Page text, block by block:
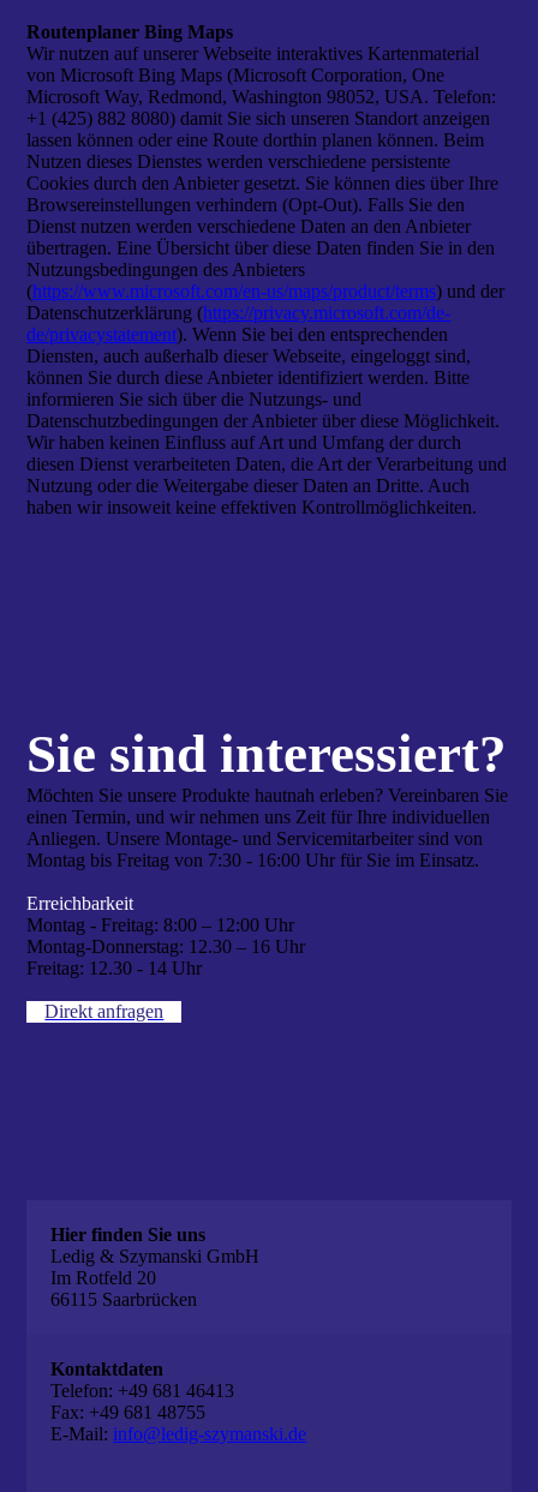
Routenplaner Bing Maps
Wir nutzen auf unserer Webseite interaktives Kartenmaterial
von Microsoft Bing Maps (Microsoft Corporation, One
Microsoft Way, Redmond, Washington 98052, USA. Telefon:
+1 (425) 882 8080) damit Sie sich unseren Standort anzeigen
lassen können oder eine Route dorthin planen können. Beim
Nutzen dieses Dienstes werden verschiedene persistente
Cookies durch den Anbieter gesetzt. Sie können dies über Ihre
Browsereinstellungen verhindern (Opt-Out). Falls Sie den
Dienst nutzen werden verschiedene Daten an den Anbieter
übertragen. Eine Übersicht über diese Daten finden Sie in den
Nutzungsbedingungen des Anbieters
(https://www.microsoft.com/en-us/maps/product/terms) und der
Datenschutzerklärung (https://privacy.microsoft.com/de-
de/privacystatement). Wenn Sie bei den entsprechenden
Diensten, auch außerhalb dieser Webseite, eingeloggt sind,
können Sie durch diese Anbieter identifiziert werden. Bitte
informieren Sie sich über die Nutzungs- und
Datenschutzbedingungen der Anbieter über diese Möglichkeit.
Wir haben keinen Einfluss auf Art und Umfang der durch
diesen Dienst verarbeiteten Daten, die Art der Verarbeitung und
Nutzung oder die Weitergabe dieser Daten an Dritte. Auch
haben wir insoweit keine effektiven Kontrollmöglichkeiten.
Sie sind interes­siert?
Möchten Sie unsere Produkte hautnah erleben? Vereinbaren Sie
einen Termin, und wir nehmen uns Zeit für Ihre individuellen
Anliegen. Unsere Montage- und Servicemitarbeiter sind von
Montag bis Freitag von 7:30 - 16:00 Uhr für Sie im Einsatz.
Erreichbarkeit
Montag - Freitag: 8:00 – 12:00 Uhr
Montag-Donnerstag: 12.30 – 16 Uhr
Freitag: 12.30 - 14 Uhr
Direkt anfragen
Hier finden Sie uns
Ledig & Szymanski GmbH
Im Rotfeld 20
66115 Saarbrücken
Kontaktdaten
Telefon: +49 681 46413
Fax: +49 681 48755
E-Mail: info@ledig-szymanski.de